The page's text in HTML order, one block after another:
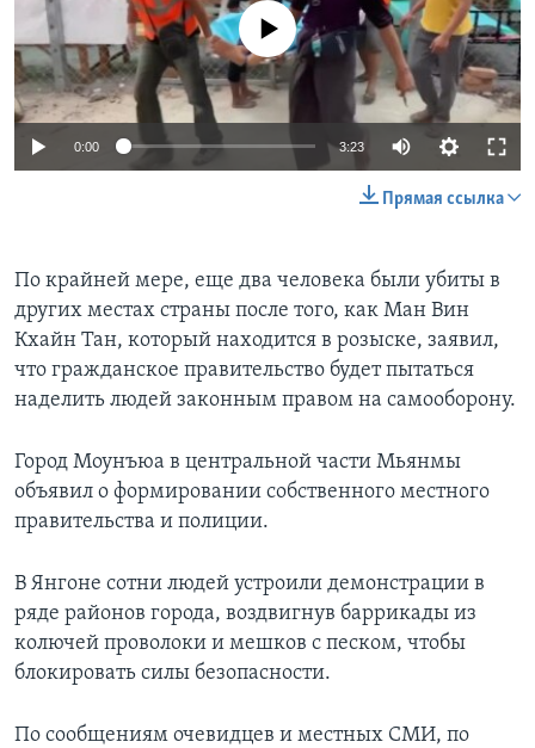
No media source currently available
0:00 3:23
Прямая ссылка
По крайней мере, еще два человека были убиты в
других местах страны после того, как Ман Вин
Кхайн Тан, который находится в розыске, заявил,
что гражданское правительство будет пытаться
наделить людей законным правом на самооборону.
Город Моунъюа в центральной части Мьянмы
объявил о формировании собственного местного
правительства и полиции.
В Янгоне сотни людей устроили демонстрации в
ряде районов города, воздвигнув баррикады из
колючей проволоки и мешков с песком, чтобы
блокировать силы безопасности.
По сообщениям очевидцев и местных СМИ, по